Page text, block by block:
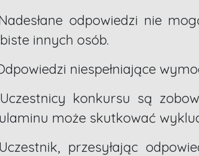
odpowiedzi nie
innych osób.
niespełniające
konkursu są
może skutkować
przesyłając